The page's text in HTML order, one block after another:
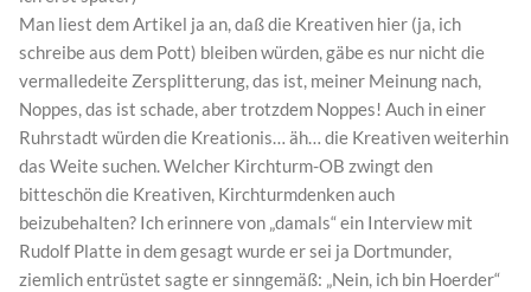
Man liest dem Artikel ja an, daß die Kreativen hier (ja, ich
schreibe aus dem Pott) bleiben würden, gäbe es nur nicht die
vermalledeite Zersplitterung, das ist, meiner Meinung nach,
Noppes, das ist schade, aber trotzdem Noppes! Auch in einer
Ruhrstadt würden die Kreationis… äh… die Kreativen weiterhin
das Weite suchen. Welcher Kirchturm-OB zwingt den
bitteschön die Kreativen, Kirchturmdenken auch
beizubehalten? Ich erinnere von „damals“ ein Interview mit
Rudolf Platte in dem gesagt wurde er sei ja Dortmunder,
ziemlich entrüstet sagte er sinngemäß: „Nein, ich bin Hoerder“